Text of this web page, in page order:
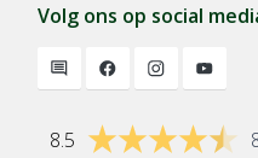
Volg ons op social
8.5